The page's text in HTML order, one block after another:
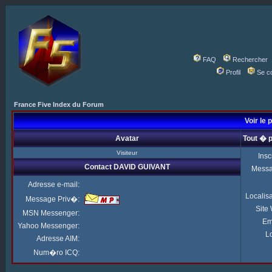
FAQ
Rechercher
Profil
Se
France Five Index du Forum
Voir le
Avatar Tout �
Visiteur
Site
Contact DAVID GUIVANT
Adresse e-mail:
Message Priv�:
MSN Messenger:
Yahoo Messenger:
Adresse AIM:
Num�ro ICQ: